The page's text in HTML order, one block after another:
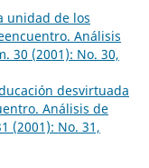
unidad de los
Análisis
30 (2001): No. 30,
desvirtuada
Análisis de
(2001): No. 31,